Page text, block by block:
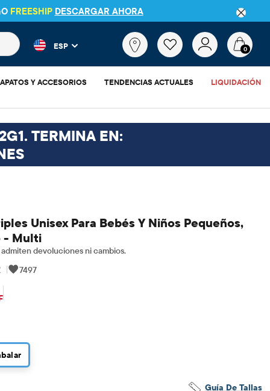
FREESHIP DESCARGAR AHORA
populares y los resultados de productos a medida que
ESP 0
Y ACCESORIOS TENDENCIAS ACTUALES LIQUIDACIÓN
TERMINA EN:
Unisex Para Bebés Y Niños Pequeños,
- Multi
admiten devoluciones ni cambios.
| 7497
original: $16.95
Guía De Tallas